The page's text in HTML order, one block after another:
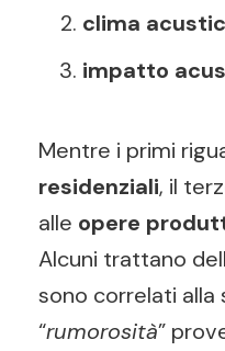
clima
impatto
Mentre i primi
residenziali, il
alle opere
Alcuni trattano
sono correlati alla
“rumorosità”